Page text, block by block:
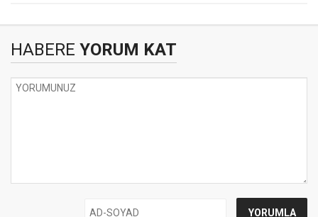
HABERE YORUM KAT